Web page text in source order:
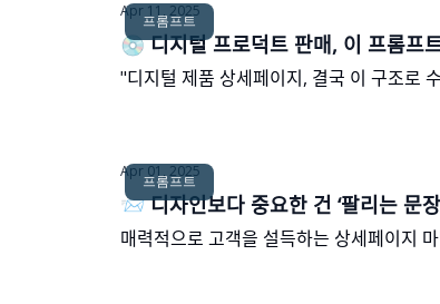
프롬프트
Apr 11, 2025
💿 디지털 프로덕트 판매, 이
"디지털 제품 상세페이지, 결국 이 구조로
프롬프트
Apr 01, 2025
📨 디자인보다 중요한 건 ‘팔리는
매력적으로 고객을 설득하는 상세페이지